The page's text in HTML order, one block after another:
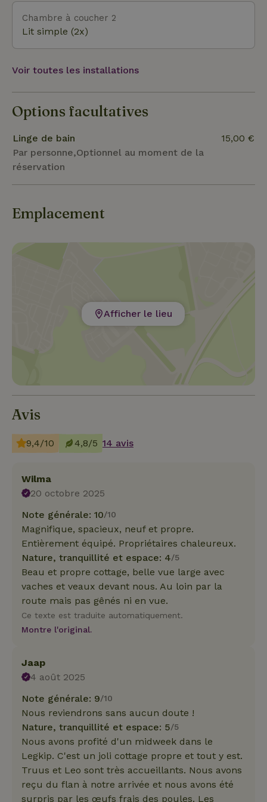
tu aimerais passer la frontière ? Hasselt (une jolie
ville du Limbourg belge), Liège, Düsseldorf et Aix-la-
Chapelle sont à environ une heure de route,
Cologne à une heure et demie.
Chambre à coucher 2
Lit simple (2x)
Voir toutes les installations
Options facultatives
Linge de bain
Par personne,Optionnel au moment de la
réservation
15,00 €
Emplacement
Afficher le lieu
Avis
9,4/10 4,8/5 14 avis
Wilma
20 octobre 2025
Note générale: 10/10
Magnifique, spacieux, neuf et propre.
Entièrement équipé. Propriétaires chaleureux.
Nature, tranquillité et espace: 4/5
Beau et propre cottage, belle vue large avec
vaches et veaux devant nous. Au loin par la
route mais pas gênés ni en vue.
Ce texte est traduite automatiquement.
Montre l'original.
Jaap
4 août 2025
Note générale: 9/10
Nous reviendrons sans aucun doute !
Nature, tranquillité et espace: 5/5
Nous avons profité d'un midweek dans le
Legkip. C'est un joli cottage propre et tout y est.
Truus et Leo sont très accueillants. Nous avons
reçu du flan à notre arrivée et nous avons été
surpris par les œufs frais des poules. Les